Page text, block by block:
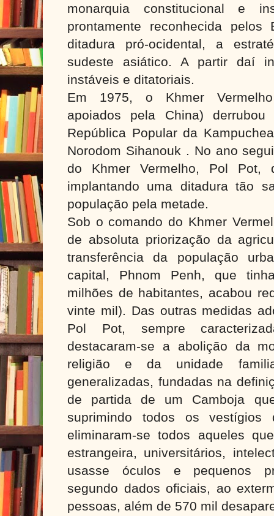
monarquia constitucional e
prontamente reconhecida
ditadura pró-ocidental, a
sudeste asiático. A partir daí
instáveis e ditatoriais.
Em 1975, o Khmer
apoiados pela China)
República Popular da
Norodom Sihanouk . No ano
do Khmer Vermelho, Pol Pot,
implantando uma ditadura tão
população pela metade.
Sob o comando do Khmer
de absoluta priorização da
transferência da população
capital, Phnom Penh, que
milhões de habitantes, acabou
vinte mil). Das outras medidas
Pol Pot, sempre
destacaram-se a abolição da
religião e da unidade
generalizadas, fundadas na
de partida de um Camboja
suprimindo todos os vestígios
eliminaram-se todos aqueles
estrangeira, universitários,
usasse óculos e pequenos
segundo dados oficiais, ao
pessoas, além de 570 mil